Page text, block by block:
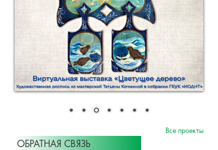
Все проекты
ОБРАТНАЯ СВЯЗЬ